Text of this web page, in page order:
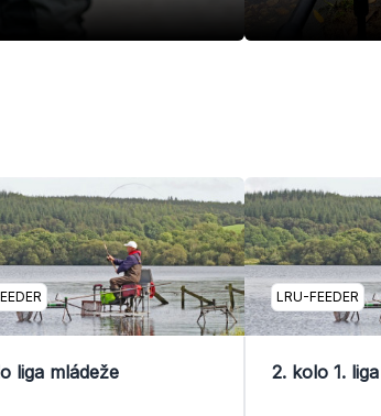
liga mládeže
LRU-FEEDER
2. kolo 1.